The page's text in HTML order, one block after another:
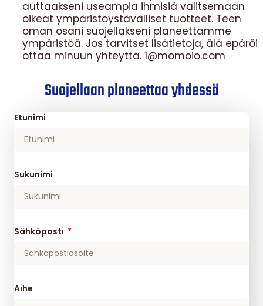
auttaakseni useampia ihmisiä valitsemaan
oikeat ympäristöystävälliset tuotteet. Teen
oman osani suojellakseni planeettamme
ympäristöä. Jos tarvitset lisätietoja, älä epäröi
ottaa minuun yhteyttä. 1@momoio.com
Suojellaan planeettaa yhdessä
Etunimi
Sukunimi
Sähköposti
Aihe